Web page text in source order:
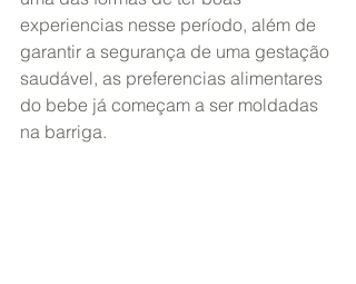
experiencias nesse período, além de
garantir a segurança de uma gestação
saudável, as preferencias alimentares
do bebe já começam a ser moldadas
na barriga.